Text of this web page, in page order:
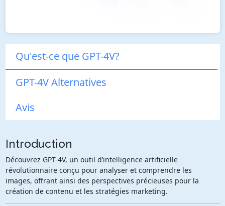
Qu'est-ce que GPT-4V?
GPT-4V Alternatives
Avis
Introduction
Découvrez GPT-4V, un outil d’intelligence artificielle
révolutionnaire conçu pour analyser et comprendre les
images, offrant ainsi des perspectives précieuses pour la
création de contenu et les stratégies marketing.